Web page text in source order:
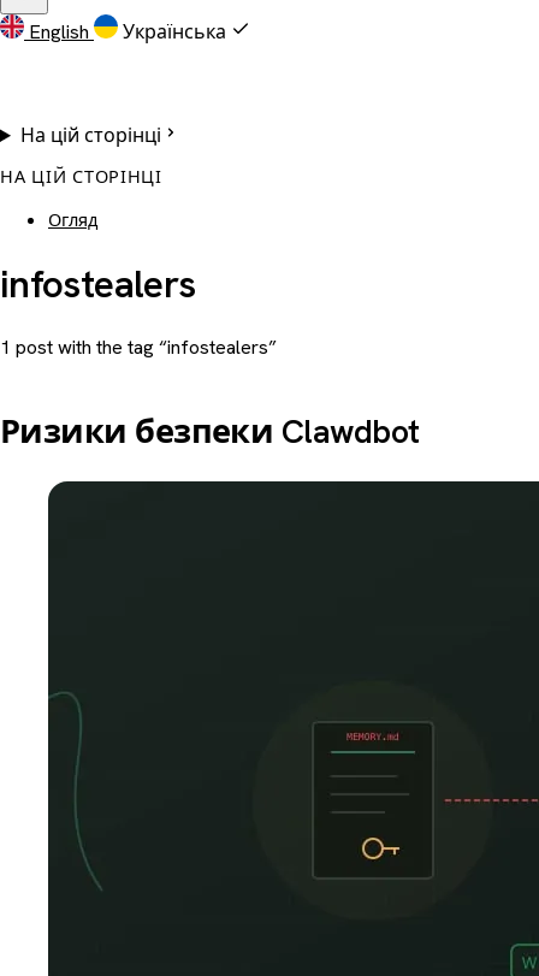
English Українська
На цій сторінці
НА ЦІЙ СТОРІНЦІ
Огляд
infostealers
1 post with the tag “infostealers”
Ризики безпеки Clawdbot